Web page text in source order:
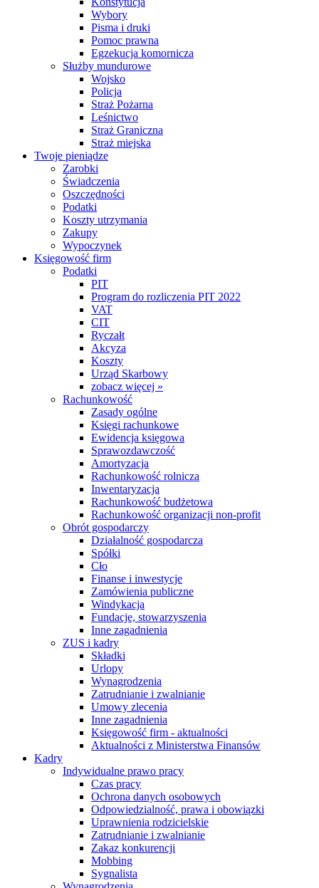
Wybory
Pisma i druki
Pomoc prawna
Egzekucja komornicza
Służby mundurowe
Wojsko
Policja
Straż Pożarna
Leśnictwo
Straż Graniczna
Straż miejska
Twoje pieniądze
Zarobki
Świadczenia
Oszczędności
Podatki
Koszty utrzymania
Zakupy
Wypoczynek
Księgowość firm
Podatki
PIT
Program do rozliczenia PIT 2022
VAT
CIT
Ryczałt
Akcyza
Koszty
Urząd Skarbowy
zobacz więcej »
Rachunkowość
Zasady ogólne
Księgi rachunkowe
Ewidencja księgowa
Sprawozdawczość
Amortyzacja
Rachunkowość rolnicza
Inwentaryzacja
Rachunkowość budżetowa
Rachunkowość organizacji non-profit
Obrót gospodarczy
Działalność gospodarcza
Spółki
Cło
Finanse i inwestycje
Zamówienia publiczne
Windykacja
Fundacje, stowarzyszenia
Inne zagadnienia
ZUS i kadry
Składki
Urlopy
Wynagrodzenia
Zatrudnianie i zwalnianie
Umowy zlecenia
Inne zagadnienia
Księgowość firm - aktualności
Aktualności z Ministerstwa Finansów
Kadry
Indywidualne prawo pracy
Czas pracy
Ochrona danych osobowych
Odpowiedzialność, prawa i obowiązki
Uprawnienia rodzicielskie
Zatrudnianie i zwalnianie
Zakaz konkurencji
Mobbing
Sygnalista